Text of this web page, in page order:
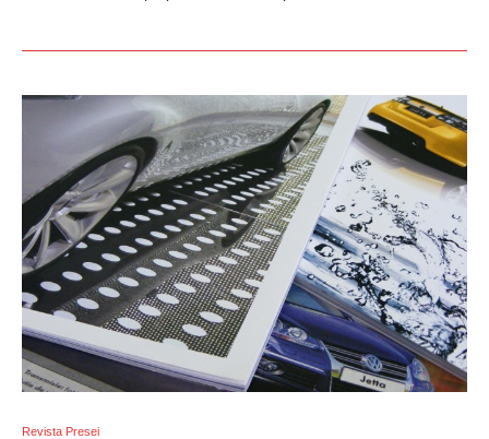
Revista Presei